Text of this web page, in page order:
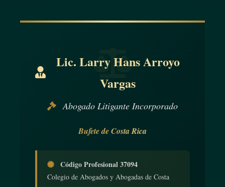
Lic. Larry Hans Arroyo
Vargas
Abogado Litigante Incorporado
Bufete de Costa Rica
Código Profesional 37094
Colegio de Abogados y Abogadas de Costa